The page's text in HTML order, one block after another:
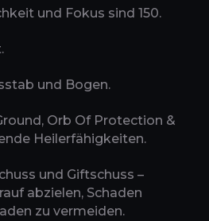
und Fokus sind 150.
und Bogen.
Orb Of Protection &
Heilerfähigkeiten.
und Giftschuss –
abzielen, Schaden
zu vermeiden.